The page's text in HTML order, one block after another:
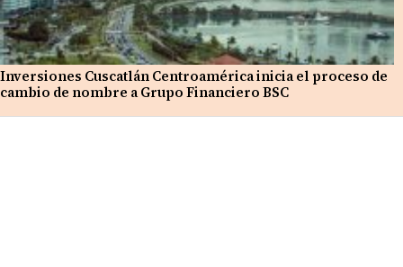
Inversiones Cuscatlán Centroamérica inicia el proceso de
cambio de nombre a Grupo Financiero BSC